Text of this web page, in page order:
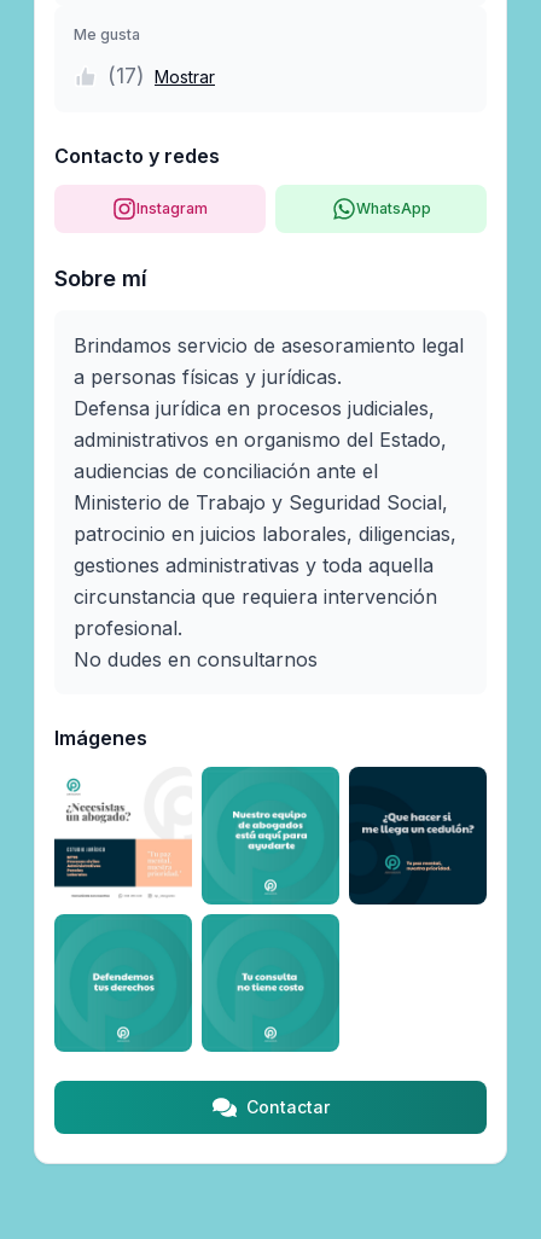
Me gusta
(17) Mostrar
Contacto y redes
Instagram WhatsApp
Sobre mí
Brindamos servicio de asesoramiento legal
a personas físicas y jurídicas.
Defensa jurídica en procesos judiciales,
administrativos en organismo del Estado,
audiencias de conciliación ante el
Ministerio de Trabajo y Seguridad Social,
patrocinio en juicios laborales, diligencias,
gestiones administrativas y toda aquella
circunstancia que requiera intervención
profesional.
No dudes en consultarnos
Imágenes
Contactar